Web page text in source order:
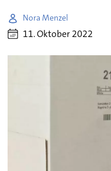
Nora Menzel
11. Oktober 2022